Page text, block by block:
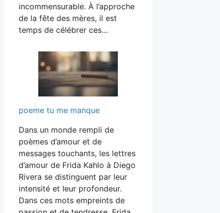
incommensurable. À l’approche
de la fête des mères, il est
temps de célébrer ces…
poeme tu me manque
Dans un monde rempli de
poèmes d’amour et de
messages touchants, les lettres
d’amour de Frida Kahlo à Diego
Rivera se distinguent par leur
intensité et leur profondeur.
Dans ces mots empreints de